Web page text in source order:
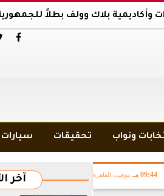
بلاك وولف بطلاً للجمهورية تحت 17 سنة

ونواب تحقيقات سيارات
09:44 مـ بتوقيت القاهرة آخر